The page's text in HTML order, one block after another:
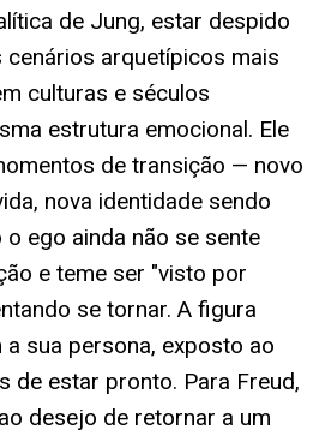
de Jung, estar despido
cenários arquetípicos mais
culturas e séculos
estrutura emocional. Ele
de transição — novo
nova identidade sendo
ego ainda não se sente
e teme ser "visto por
se tornar. A figura
sua persona, exposto ao
de estar pronto. Para Freud,
desejo de retornar a um